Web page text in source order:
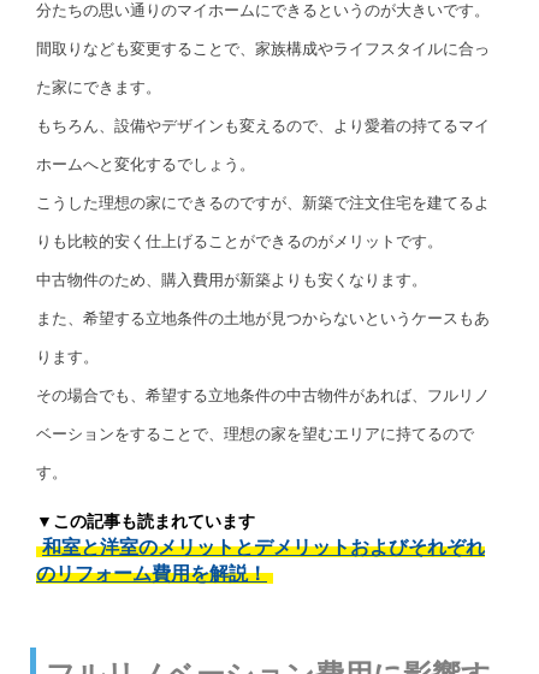
分たちの思い通りのマイホームにできるというのが大きいです。
間取りなども変更することで、家族構成やライフスタイルに合っ
た家にできます。
もちろん、設備やデザインも変えるので、より愛着の持てるマイ
ホームへと変化するでしょう。
こうした理想の家にできるのですが、新築で注文住宅を建てるよ
りも比較的安く仕上げることができるのがメリットです。
中古物件のため、購入費用が新築よりも安くなります。
また、希望する立地条件の土地が見つからないというケースもあ
ります。
その場合でも、希望する立地条件の中古物件があれば、フルリノ
ベーションをすることで、理想の家を望むエリアに持てるので
す。
▼この記事も読まれています
和室と洋室のメリットとデメリットおよびそれぞれ
のリフォーム費用を解説！